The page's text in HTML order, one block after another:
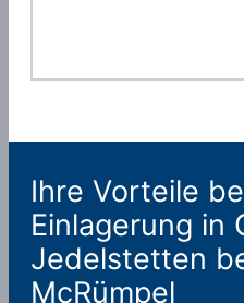
Ihre Vorteile
Einlagerung in
Jedelstetten
McRümpel